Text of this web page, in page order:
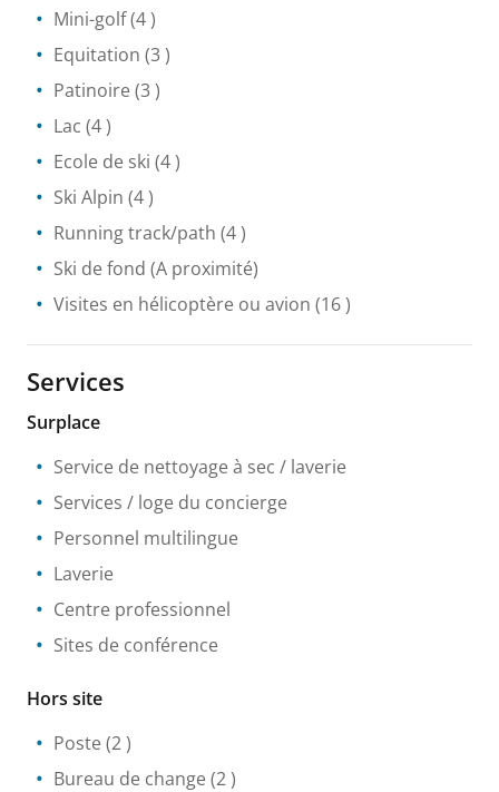
Mini-golf(4 )
Equitation (3 )
Patinoire (3 )
Lac (4 )
Ecole de ski (4 )
Ski Alpin (4 )
Running track/path (4 )
Ski de fond (A proximité)
Visites en hélicoptère ou avion (16 )
Services
Surplace
Service de nettoyage à sec / laverie
Services / loge du concierge
Personnel multilingue
Laverie
Centre professionnel
Sites de conférence
Hors site
Poste (2 )
Bureau de change (2 )